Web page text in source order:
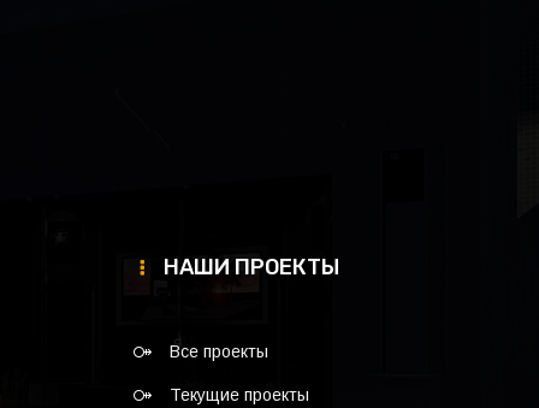
НАШИ ПРОЕКТЫ
Все проекты
Текущие проекты